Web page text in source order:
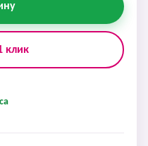
клик